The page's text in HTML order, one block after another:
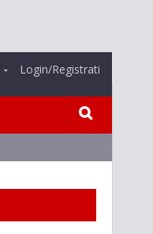
Login/Registrati